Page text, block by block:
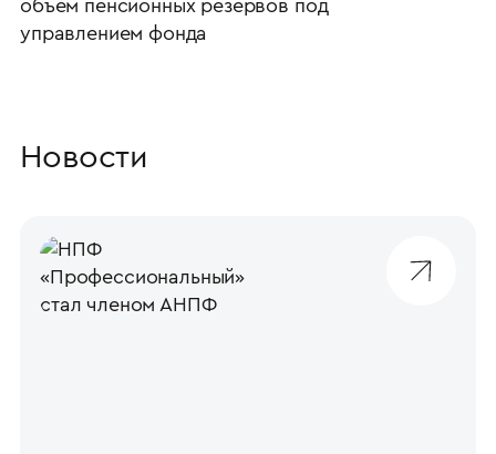
управлением фонда
Новости